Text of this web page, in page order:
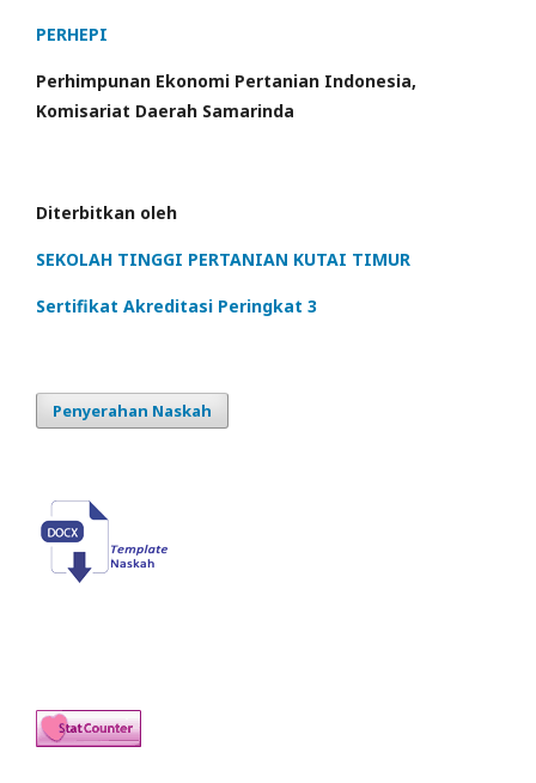
PERHEPI
Perhimpunan Ekonomi Pertanian Indonesia,
Komisariat Daerah Samarinda
Diterbitkan oleh
SEKOLAH TINGGI PERTANIAN KUTAI TIMUR
Sertifikat Akreditasi Peringkat 3
Penyerahan Naskah